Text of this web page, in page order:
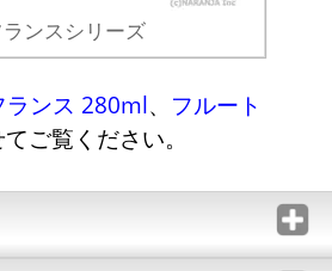
ンスシリーズ
ランス 280ml、 フルート
ご覧ください。